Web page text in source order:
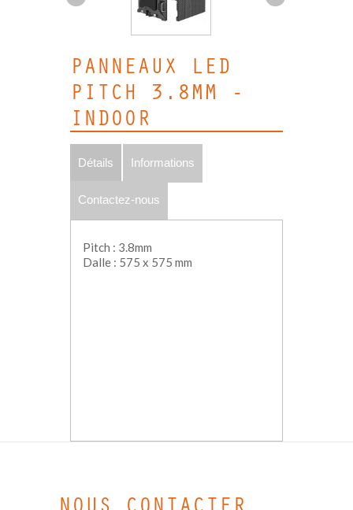
PANNEAUX LED
PITCH 3.8MM -
INDOOR
Détails Informations
Contactez-nous
Pitch : 3.8mm
Dalle : 575 x 575 mm
NOUS CONTACTER